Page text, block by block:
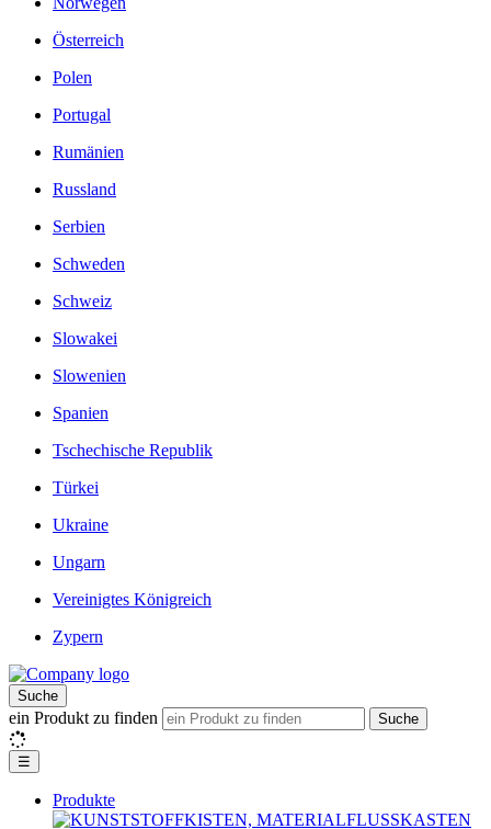
Österreich
Polen
Portugal
Rumänien
Russland
Serbien
Schweden
Schweiz
Slowakei
Slowenien
Spanien
Tschechische Republik
Türkei
Ukraine
Ungarn
Vereinigtes Königreich
Zypern
Suche
ein Produkt zu finden Suche
☰
Produkte